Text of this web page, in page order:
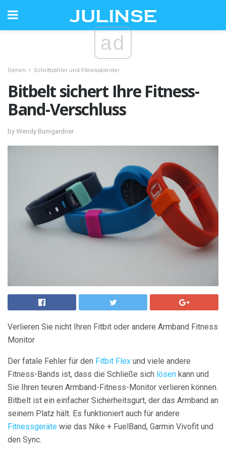
ad
Gehen Schrittzähler und Fitnessbänder
Bitbelt sichert Ihre Fitness-
Band-Verschluss
by Wendy Bumgardner
Verlieren Sie nicht Ihren Fitbit oder andere Armband Fitness
Monitor
Der fatale Fehler für den Fitbit Flex und viele andere
Fitness-Bands ist, dass die Schließe sich lösen kann und
Sie Ihren teuren Armband-Fitness-Monitor verlieren können.
Bitbelt ist ein einfacher Sicherheitsgurt, der das Armband an
seinem Platz hält. Es funktioniert auch für andere
Fitnessgeräte wie das Nike + FuelBand, Garmin Vivofit und
den Sync.